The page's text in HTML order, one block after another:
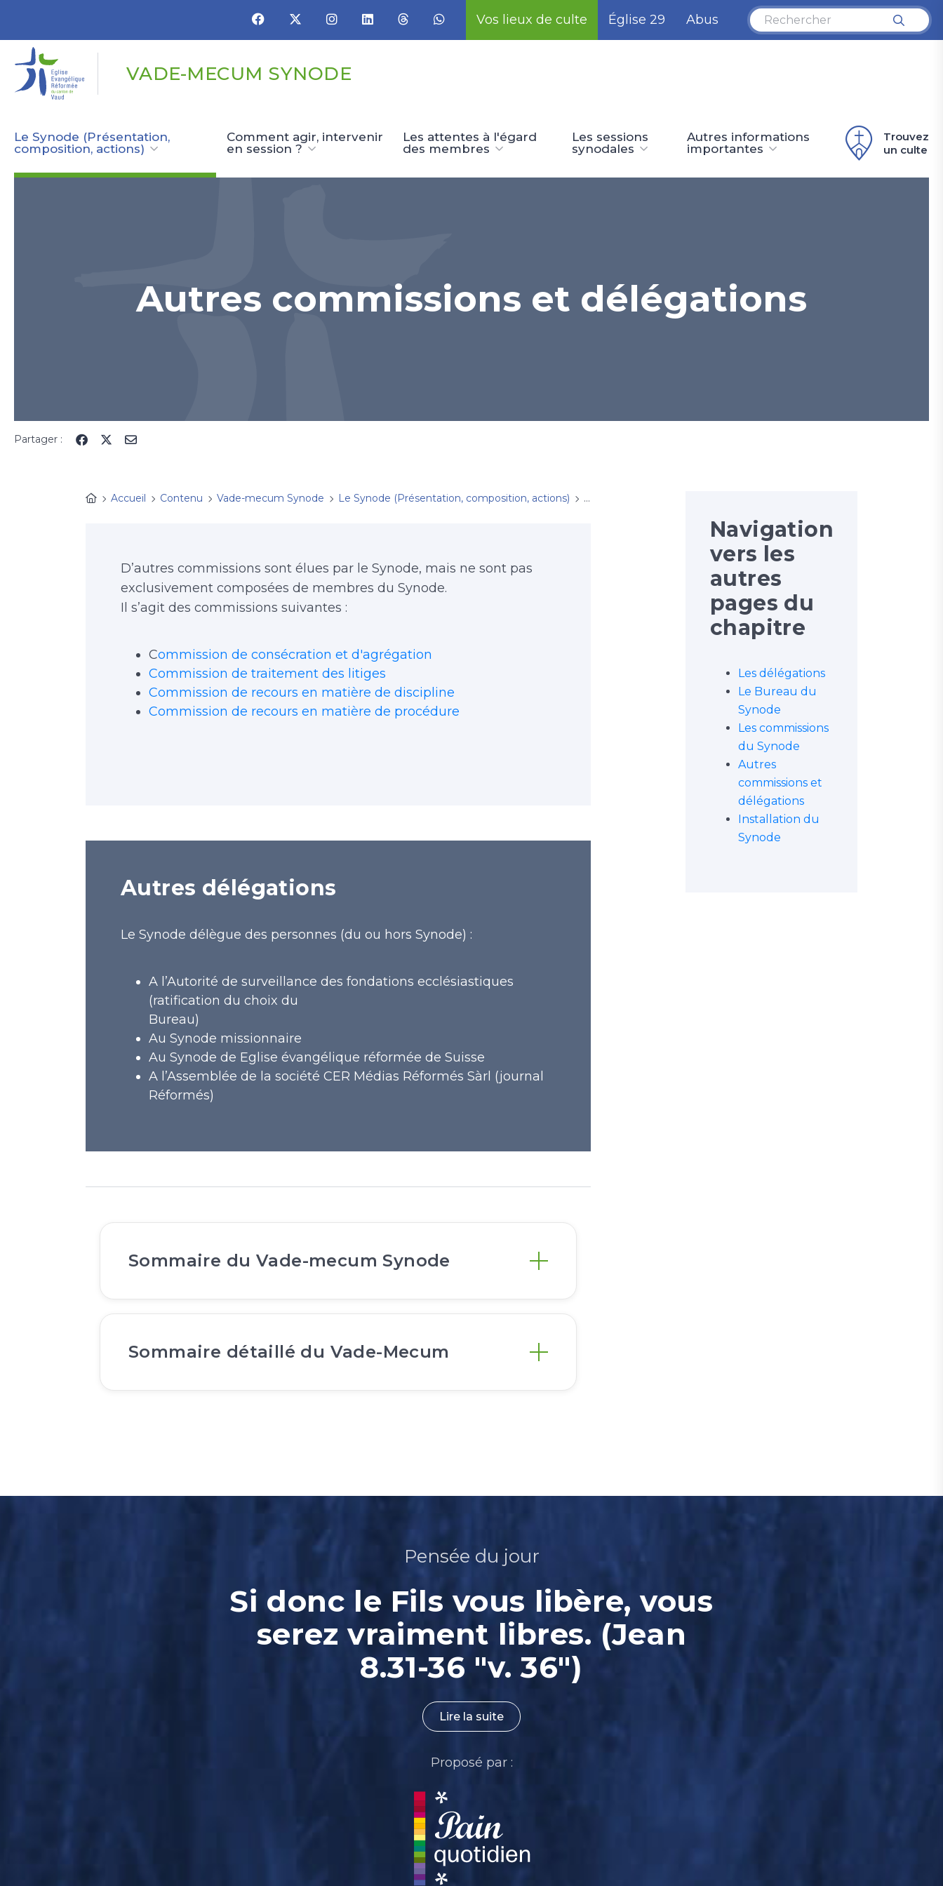
Vos lieux de culte Église 29 Abus
VADE-MECUM SYNODE
Le Synode (Présentation,
composition, actions)
Comment agir, intervenir
en session ?
Les attentes à l'égard
des membres
Les sessions
synodales
Autres informations
importantes
Trouvez
un culte
Autres commissions et délégations
Partager :
Accueil Contenu Vade-mecum Synode Le Synode (Présentation, composition, actions) De quoi le Synode se compose-t-il ?
D’autres commissions sont élues par le Synode, mais ne sont pas
exclusivement composées de membres du Synode.
Il s’agit des commissions suivantes :
Commission de consécration et d'agrégation
Commission de traitement des litiges
Commission de recours en matière de discipline
Commission de recours en matière de procédure
Autres délégations
Le Synode délègue des personnes (du ou hors Synode) :
A l’Autorité de surveillance des fondations ecclésiastiques
(ratification du choix du
Bureau)
Au Synode missionnaire
Au Synode de Eglise évangélique réformée de Suisse
A l’Assemblée de la société CER Médias Réformés Sàrl (journal
Réformés)
Sommaire du Vade-mecum Synode
Sommaire détaillé du Vade-Mecum
Navigation
vers les
autres
pages du
chapitre
Les délégations
Le Bureau du
Synode
Les commissions
du Synode
Autres
commissions et
délégations
Installation du
Synode
Pensée du jour
Si donc le Fils vous libère, vous
serez vraiment libres. (Jean
8.31-36 "v. 36")
Lire la suite
Proposé par :